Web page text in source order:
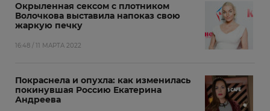
Окрыленная сексом с плотником
Волочкова выставила напоказ свою
жаркую печку
16:48 / 11 МАРТА 2022
Покраснела и опухла: как изменилась
покинувшая Россию Екатерина
Андреева